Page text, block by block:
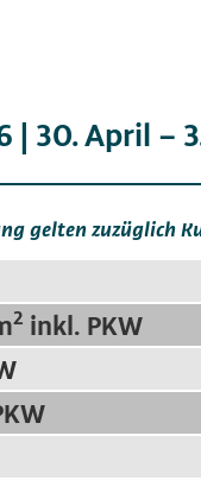
| 30. April –
gelten zuzüglich
2 inkl. PKW